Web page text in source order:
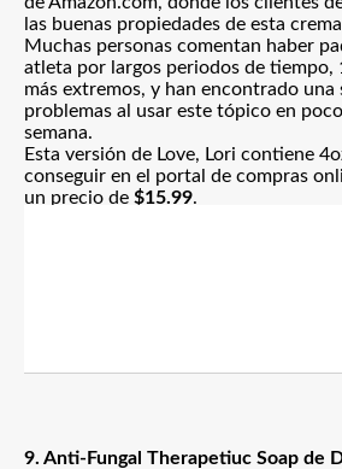
las buenas propiedades de esta
Muchas personas comentan haber
atleta por largos periodos de tiempo,
más extremos, y han encontrado una
problemas al usar este tópico en
semana.
Esta versión de Love, Lori contiene
conseguir en el portal de compras
un precio de $15.99.
9. Anti-Fungal Therapetiuc Soap de Derma-nu Miracle